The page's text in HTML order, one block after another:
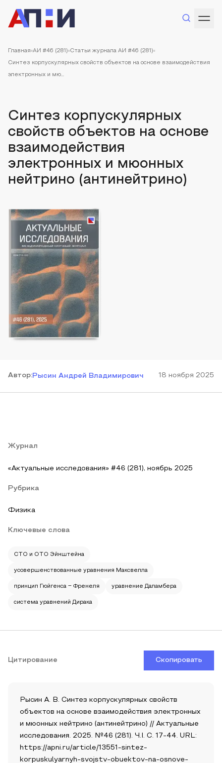
Главная АИ #46 (281) Статьи журнала АИ #46 (281)
Синтез корпускулярных свойств объектов на основе взаимодействия
электронных и мю...
Синтез корпускулярных
свойств объектов на основе
взаимодействия
электронных и мюонных
нейтрино (антинейтрино)
Автор:Рысин Андрей Владимирович 18 ноября 2025
Журнал
«Актуальные исследования» #46 (281), ноябрь 2025
Рубрика
Физика
Ключевые слова
СТО и ОТО Эйнштейна
усовершенствованные уравнения Максвелла
принцип Гюйгенса ‒ Френеля уравнение Даламбера
система уравнений Дирака
Цитирование Скопировать
Рысин А. В. Синтез корпускулярных свойств
объектов на основе взаимодействия электронных
и мюонных нейтрино (антинейтрино) // Актуальные
исследования. 2025. №46 (281). Ч.I. С. 17-44. URL:
https://apni.ru/article/13551-sintez-
korpuskulyarnyh-svojstv-obuektov-na-osnove-